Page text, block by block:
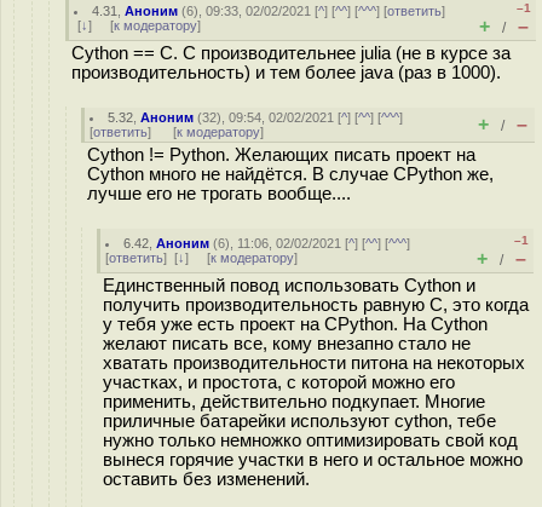
4.31 ,Аноним (6), 09:33, 02/02/2021 [^] [^^] [^^^] [ответить]
[↓] [к модератору]
–1
+ / –
Cython == C. C производительнее julia (не в курсе за
производительность) и тем более java (раз в 1000).
5.32 ,Аноним (32), 09:54, 02/02/2021 [^] [^^] [^^^]
[ответить] [к модератору] + / –
Cython != Python. Желающих писать проект на
Cython много не найдётся. В случае CPython же,
лучше его не трогать вообще....
6.42 ,Аноним (6), 11:06, 02/02/2021 [^] [^^] [^^^]
[ответить] [↓] [к модератору]
–1
+ / –
Единственный повод использовать Cython и
получить производительность равную C, это когда
у тебя уже есть проект на CPython. На Cython
желают писать все, кому внезапно стало не
хватать производительности питона на некоторых
участках, и простота, с которой можно его
применить, действительно подкупает. Многие
приличные батарейки используют cython, тебе
нужно только немножко оптимизировать свой код
вынеся горячие участки в него и остальное можно
оставить без изменений.